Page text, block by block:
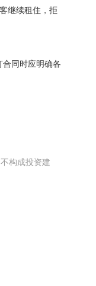
继续租住，‌拒
同时应明确各
构成投资建